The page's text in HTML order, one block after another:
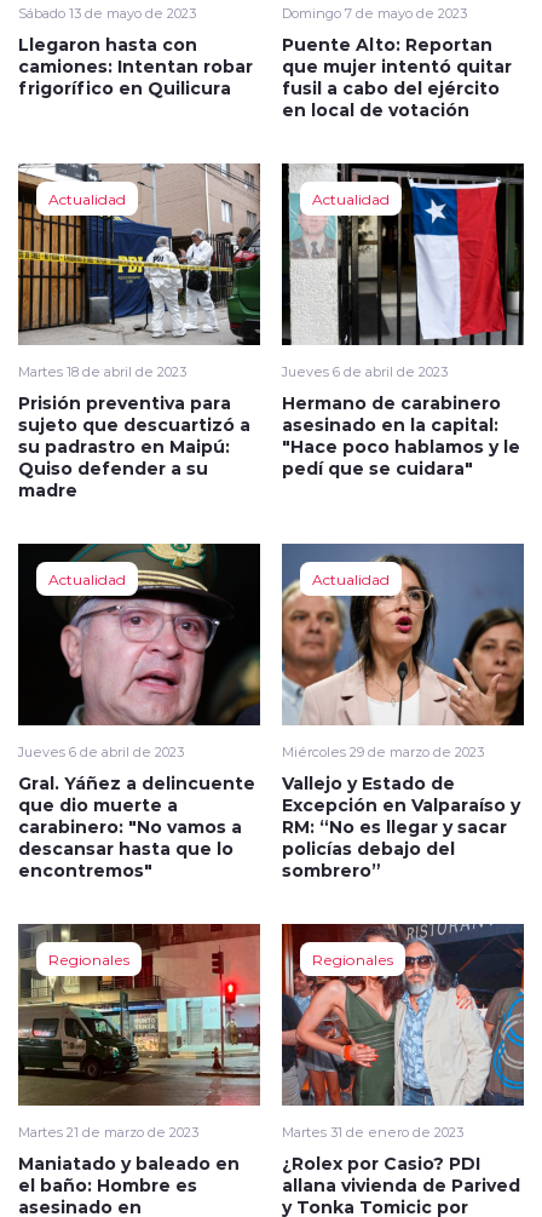
Sábado 13 de mayo de 2023
Llegaron hasta con
camiones: Intentan robar
frigorífico en Quilicura
Domingo 7 de mayo de 2023
Puente Alto: Reportan
que mujer intentó quitar
fusil a cabo del ejército
en local de votación
Actualidad
Martes 18 de abril de 2023
Prisión preventiva para
sujeto que descuartizó a
su padrastro en Maipú:
Quiso defender a su
madre
Actualidad
Jueves 6 de abril de 2023
Hermano de carabinero
asesinado en la capital:
"Hace poco hablamos y le
pedí que se cuidara"
Actualidad
Jueves 6 de abril de 2023
Gral. Yáñez a delincuente
que dio muerte a
carabinero: "No vamos a
descansar hasta que lo
encontremos"
Actualidad
Miércoles 29 de marzo de 2023
Vallejo y Estado de
Excepción en Valparaíso y
RM: “No es llegar y sacar
policías debajo del
sombrero”
Regionales
Martes 21 de marzo de 2023
Maniatado y baleado en
el baño: Hombre es
asesinado en
Regionales
Martes 31 de enero de 2023
¿Rolex por Casio? PDI
allana vivienda de Parived
y Tonka Tomicic por